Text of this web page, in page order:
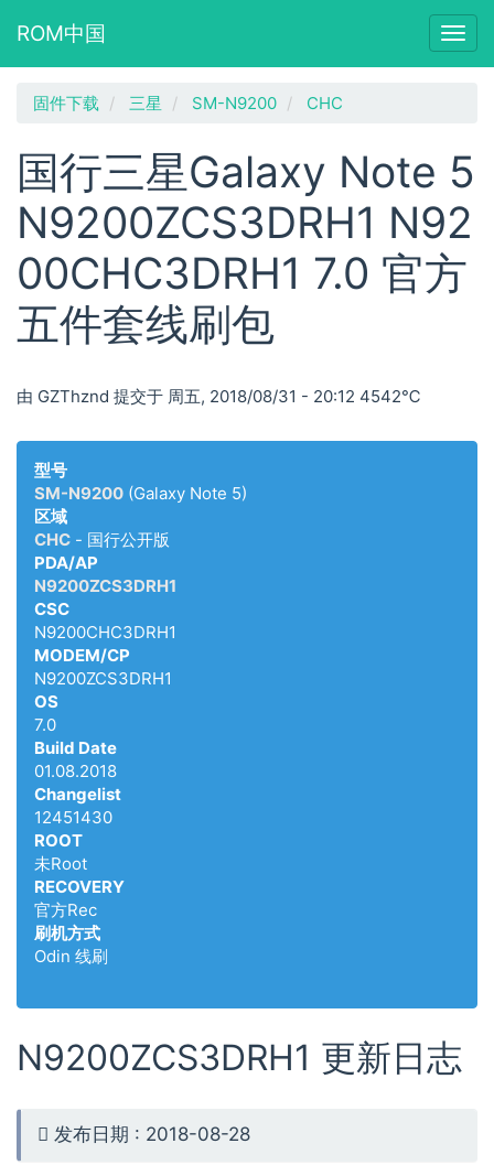
ROM中国
固件下载 三星 SM-N9200 CHC
国行三星Galaxy Note 5
N9200ZCS3DRH1 N92
00CHC3DRH1 7.0 官方
五件套线刷包
由 GZThznd 提交于 周五, 2018/08/31 - 20:12 4542℃
型号
SM-N9200 (Galaxy Note 5)
区域
CHC - 国行公开版
PDA/AP
N9200ZCS3DRH1
CSC
N9200CHC3DRH1
MODEM/CP
N9200ZCS3DRH1
OS
7.0
Build Date
01.08.2018
Changelist
12451430
ROOT
未Root
RECOVERY
官方Rec
刷机方式
Odin 线刷
N9200ZCS3DRH1 更新日志
发布日期 : 2018-08-28